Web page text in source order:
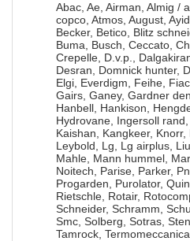
Abac, Ae, Airman, Almig /
copco, Atmos, August,
Becker, Betico, Blitz
Buma, Busch, Ceccato,
Crepelle, D.v.p.,
Desran, Domnick hunter,
Elgi, Everdigm, Feihe,
Gairs, Ganey, Gardner
Hanbell, Hankison,
Hydrovane, Ingersoll
Kaishan, Kangkeer,
Leybold, Lg, Lg airplus,
Mahle, Mann hummel,
Noitech, Parise, Parker,
Progarden, Purolator,
Rietschle, Rotair,
Schneider, Schramm,
Smc, Solberg, Sotras,
Tamrock,